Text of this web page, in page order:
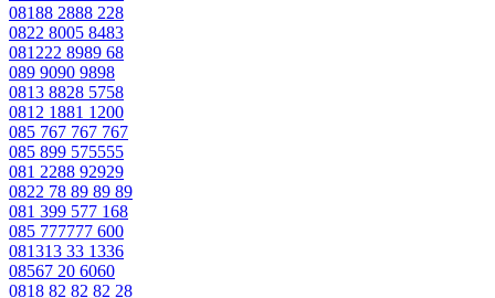
08188 2888 228
0822 8005 8483
081222 8989 68
089 9090 9898
0813 8828 5758
0812 1881 1200
085 767 767 767
085 899 575555
081 2288 92929
0822 78 89 89 89
081 399 577 168
085 777777 600
081313 33 1336
08567 20 6060
0818 82 82 82 28